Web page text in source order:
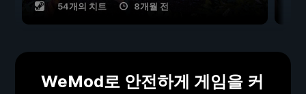
54개의 치트 8개월 전
WeMod로 안전하게 게임을 커